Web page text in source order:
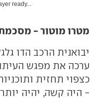
ready...
מטרו מוטור -
יבואנית הרכב הדו
ערכה את מפגש
כצפוי תחזית
- היה קשה, יהיה